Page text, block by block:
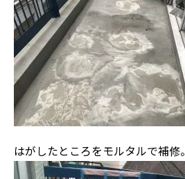
はがしたところをモルタルで補修。